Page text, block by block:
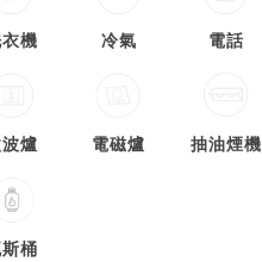
機 冷氣 電話
爐 電磁爐 抽油煙機
桶